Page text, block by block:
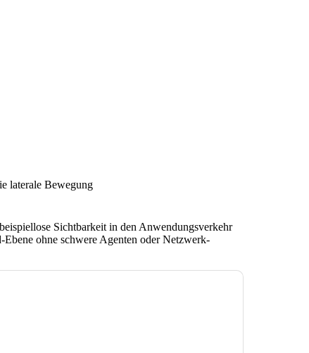
laterale Bewegung
Sichtbarkeit in den Anwendungsverkehr
ohne schwere Agenten oder Netzwerk-